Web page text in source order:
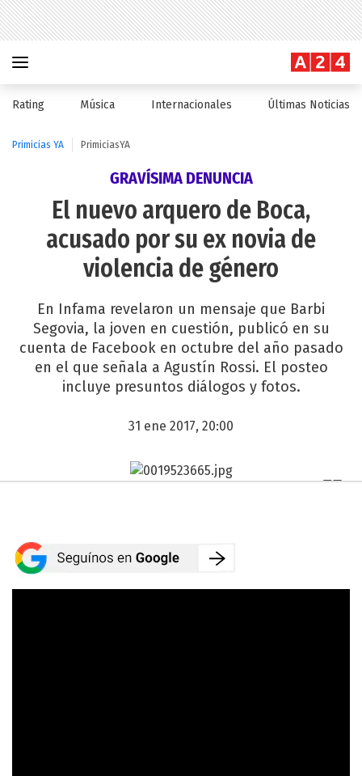
Rating Música Internacionales Últimas Noticias
Primicias YA PrimiciasYA
GRAVÍSIMA DENUNCIA
El nuevo arquero de Boca,
acusado por su ex novia de
violencia de género
En Infama revelaron un mensaje que Barbi
Segovia, la joven en cuestión, publicó en su
cuenta de Facebook en octubre del año pasado
en el que señala a Agustín Rossi. El posteo
incluye presuntos diálogos y fotos.
31 ene 2017, 20:00